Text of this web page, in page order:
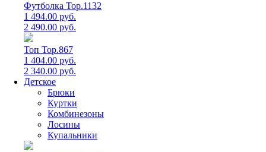
Футболка Top.1132
1 494.00 руб.
2 490.00 руб.
Топ Top.867
1 404.00 руб.
2 340.00 руб.
Детское
Брюки
Куртки
Комбинезоны
Лосины
Купальники